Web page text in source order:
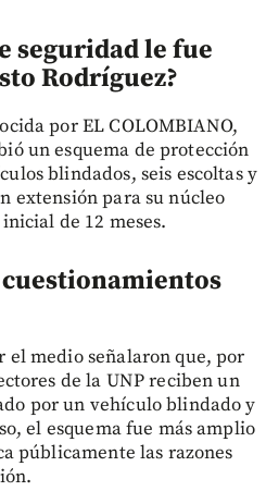
seguridad le fue
Rodríguez?
por EL COLOMBIANO,
un esquema de protección
blindados, seis escoltas y
extensión para su núcleo
de 12 meses.
cuestionamientos
el medio señalaron que, por
de la UNP reciben un
por un vehículo blindado y
el esquema fue más amplio
públicamente las razones